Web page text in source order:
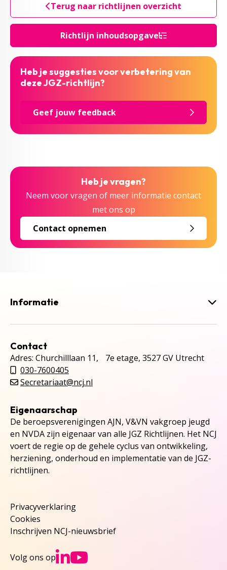
Richtlijn inhoudsopgave
Terug naar richtlijnen overzicht
Heb je suggesties voor verbetering van
deze JGZ-richtlijn?
Geef jouw feedback
Heb je vragen?
Neem voor vragen of meer informatie contact
met ons op
Contact opnemen
Informatie
Contact
Adres: Churchilllaan 11, 7e etage, 3527 GV Utrecht
030-7600405
Secretariaat@ncj.nl
Eigenaarschap
De beroepsverenigingen AJN, V&VN vakgroep jeugd
en NVDA zijn eigenaar van alle JGZ Richtlijnen. Het NCJ
voert de regie op de gehele cyclus van ontwikkeling,
herziening, onderhoud en implementatie van de JGZ-
richtlijnen.
Privacyverklaring
Cookies
Inschrijven NCJ-nieuwsbrief
Volg ons op Ga naar NCJs